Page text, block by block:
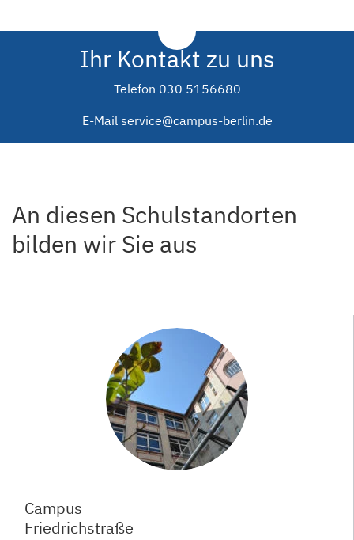
Ihr Kontakt zu uns
Telefon 030 5156680
E-Mail service@campus-berlin.de
An diesen Schulstandorten
bilden wir Sie aus
Campus
Friedrichstraße